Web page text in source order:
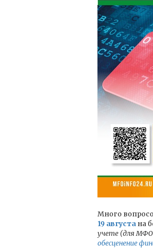
Много
19 августана
учете (для
обесценение